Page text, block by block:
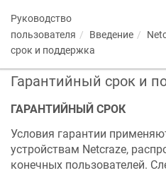
Руководство
пользователя
Введение
срок и поддержка
Гарантийный срок и
ГАРАНТИЙНЫЙ СРОК
Условия гарантии
устройствам Netcraze,
конечных пользователей.